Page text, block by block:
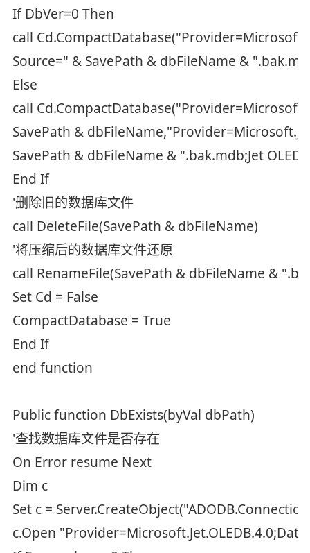
If DbVer=0 Then
call
Source=" & SavePath & dbFileName &
Else
call
SavePath &
SavePath & dbFileName & ".bak.mdb;Jet
End If
'删除旧的数据库文件
call DeleteFile(SavePath & dbFileName)
'将压缩后的数据库文件还原
call RenameFile(SavePath & dbFileName &
Set Cd = False
CompactDatabase = True
End If
end function
Public function DbExists(byVal dbPath)
'查找数据库文件是否存在
On Error resume Next
Dim c
Set c =
c.Open